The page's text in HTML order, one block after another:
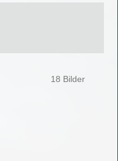
18 Bilder